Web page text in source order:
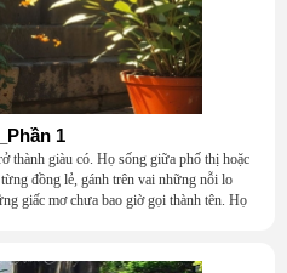
1
thành giàu có. Họ sống giữa phố thị hoặc
đồng lẻ, gánh trên vai những nỗi lo
giấc mơ chưa bao giờ gọi thành tên. Họ
nhẫn nại và một niềm tin cũ kỹ rằng: dẫu